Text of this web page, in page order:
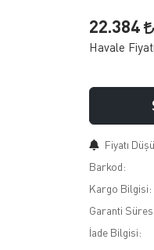
22.384
Havale
Fiyatı
Barkod:
Kargo Bilgisi:
Garanti
İade Bilgisi: